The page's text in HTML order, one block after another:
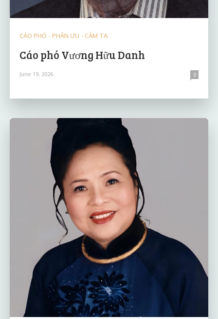
CÁO PHÓ - PHÂN ƯU - CẢM TẠ
Cáo phó Vương Hữu Danh
June 19, 2026 0